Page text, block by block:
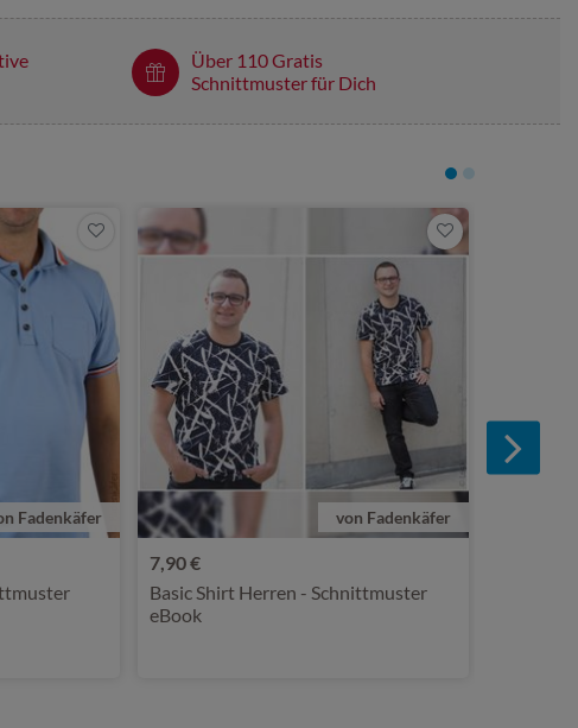
Über 110 Gratis
Schnittmuster für Dich
Fadenkäfer von Fadenkäfer
7,90 €
Basic Shirt Herren - Schnittmuster
eBook